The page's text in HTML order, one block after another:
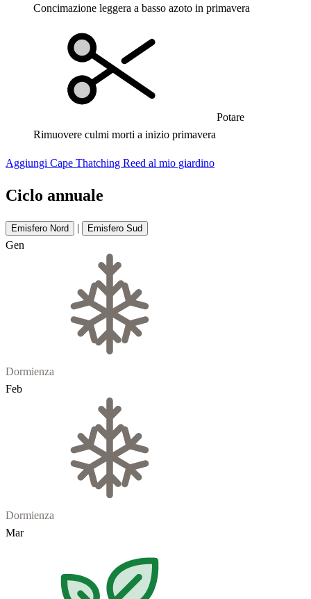
Concimazione leggera a basso azoto in primavera
Potare
Rimuovere culmi morti a inizio primavera
Aggiungi Cape Thatching Reed al mio giardino
Ciclo annuale
Emisfero Nord | Emisfero Sud
Gen
Dormienza
Feb
Dormienza
Mar